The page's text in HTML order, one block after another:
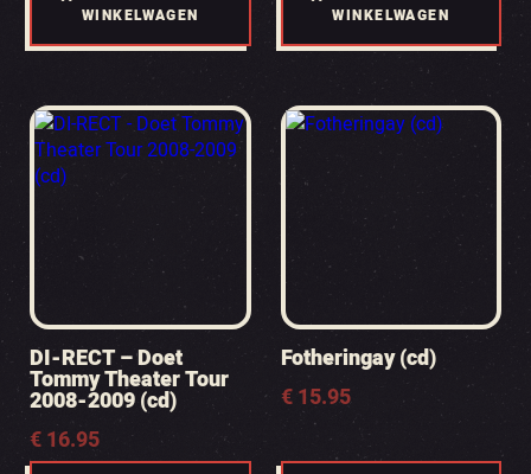
WINKELWAGEN
WINKELWAGEN
DI-RECT – Doet
Tommy Theater Tour
2008-2009 (cd)
€16.95
Fotheringay (cd)
€15.95